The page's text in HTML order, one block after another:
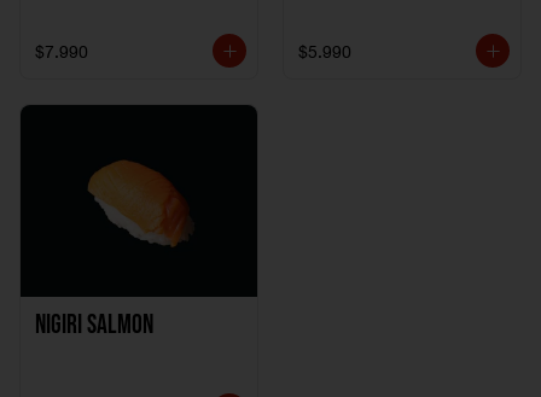
$7.990 $5.990
Nigiri Salmon